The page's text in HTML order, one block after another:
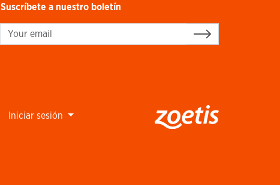
Suscríbete a nuestro boletín
Sign up
Iniciar sesión